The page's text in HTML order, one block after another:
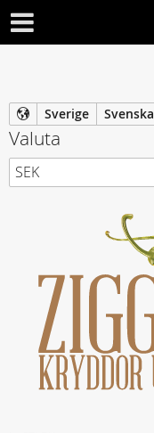
Sverige Svenska
Valuta